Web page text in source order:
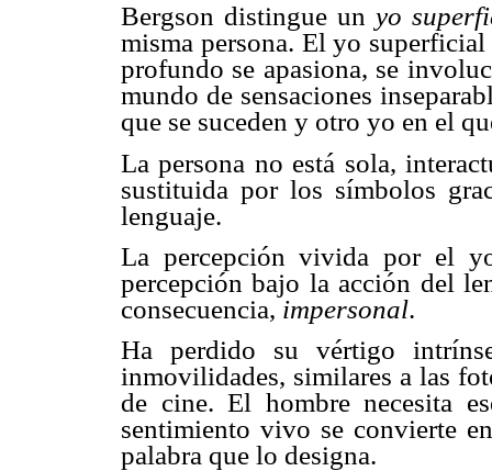
Bergson distingue unyo
misma persona. El yo
profundo se apasiona, se
mundo de sensaciones
que se suceden y otro yo en el
La persona no está sola,
sustituida por los símbolos
lenguaje.
La percepción vivida por el
percepción bajo la acción del
consecuencia, impersonal.
Ha perdido su vértigo
inmovilidades, similares a las
de cine. El hombre necesita
sentimiento vivo se convierte
palabra que lo designa.